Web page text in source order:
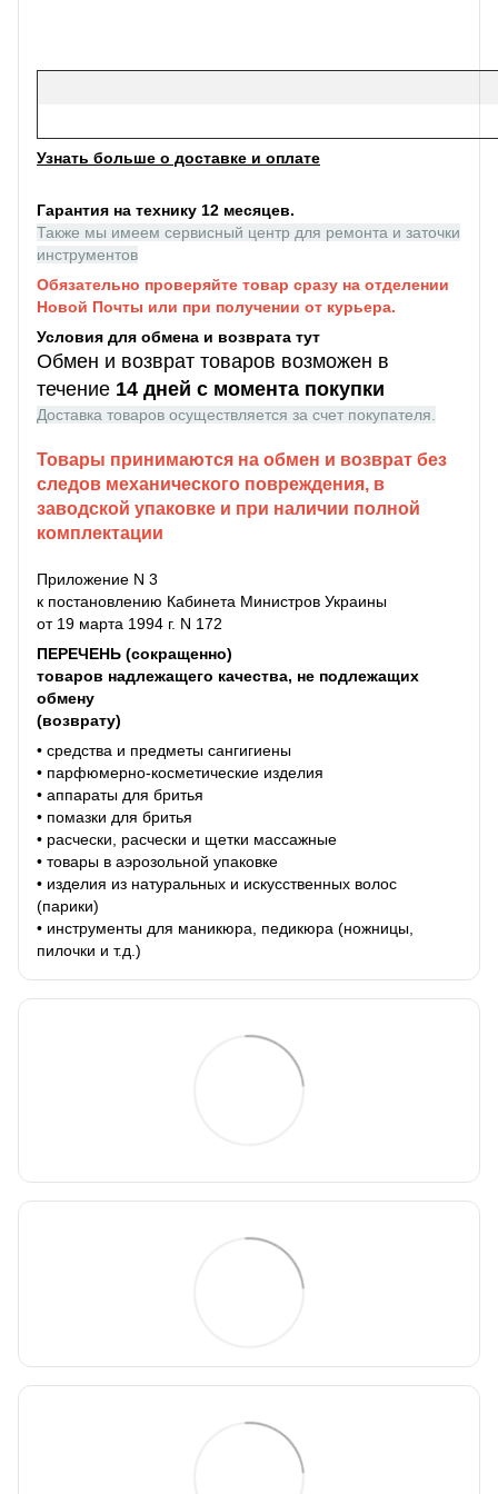
Узнать больше о доставке и оплате
Гарантия на технику 12 месяцев.
Также мы имеем сервисный центр для ремонта и заточки
инструментов
Обязательно проверяйте товар сразу на отделении
Новой Почты или при получении от курьера.
Условия для обмена и возврата тут
Обмен и возврат товаров возможен в
течение 14 дней с момента покупки
Доставка товаров осуществляется за счет покупателя.
Товары принимаются на обмен и возврат без
следов механического повреждения, в
заводской упаковке и при наличии полной
комплектации
Приложение N 3
к постановлению Кабинета Министров Украины
от 19 марта 1994 г. N 172
ПЕРЕЧЕНЬ (сокращенно)
товаров надлежащего качества, не подлежащих
обмену
(возврату)
• средства и предметы сангигиены
• парфюмерно-косметические изделия
• аппараты для бритья
• помазки для бритья
• расчески, расчески и щетки массажные
• товары в аэрозольной упаковке
• изделия из натуральных и искусственных волос
(парики)
• инструменты для маникюра, педикюра (ножницы,
пилочки и т.д.)